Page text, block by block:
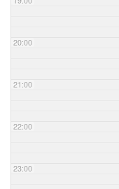
20:00
21:00
22:00
23:00